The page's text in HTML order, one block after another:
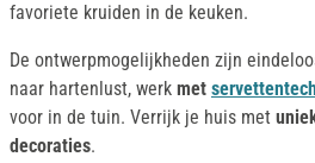
favoriete kruiden in de keuken.
De ontwerpmogelijkheden zijn
naar hartenlust, werk met
voor in de tuin. Verrijk je huis met
decoraties.